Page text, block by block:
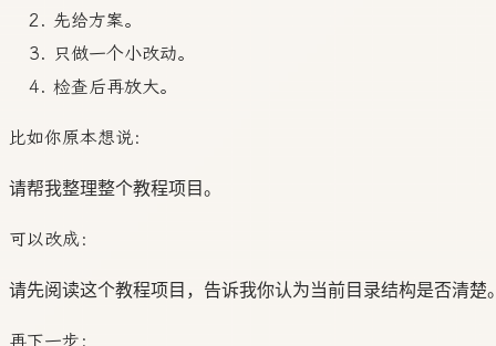
先给方案。
只做一个小改动。
检查后再放大。
比如你原本想说：
可以改成：
再下一步：